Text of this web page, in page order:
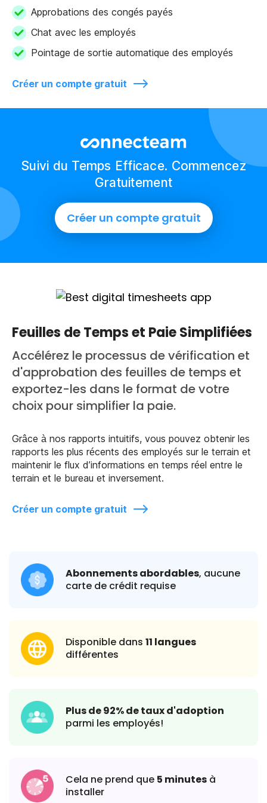
Approbations des congés payés
Chat avec les employés
Pointage de sortie automatique des employés
Créer un compte gratuit
Suivi du Temps Efficace. Commencez
Gratuitement
Créer un compte gratuit
Feuilles de Temps et Paie Simplifiées
Accélérez le processus de vérification et
d'approbation des feuilles de temps et
exportez-les dans le format de votre
choix pour simplifier la paie.
Grâce à nos rapports intuitifs, vous pouvez obtenir les
rapports les plus récents des employés sur le terrain et
maintenir le flux d’informations en temps réel entre le
terrain et le bureau et inversement.
Créer un compte gratuit
Abonnements abordables, aucune
carte de crédit requise
Disponible dans 11 langues
différentes
Plus de 92% de taux d'adoption
parmi les employés!
Cela ne prend que 5 minutes à
installer